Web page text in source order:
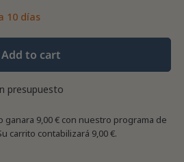
10 días
Add to cart
presupuesto
ganara 9,00 € con nuestro programa de
carrito contabilizará 9,00 €.